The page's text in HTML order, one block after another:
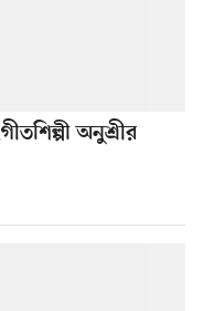
অনুশ্রীর